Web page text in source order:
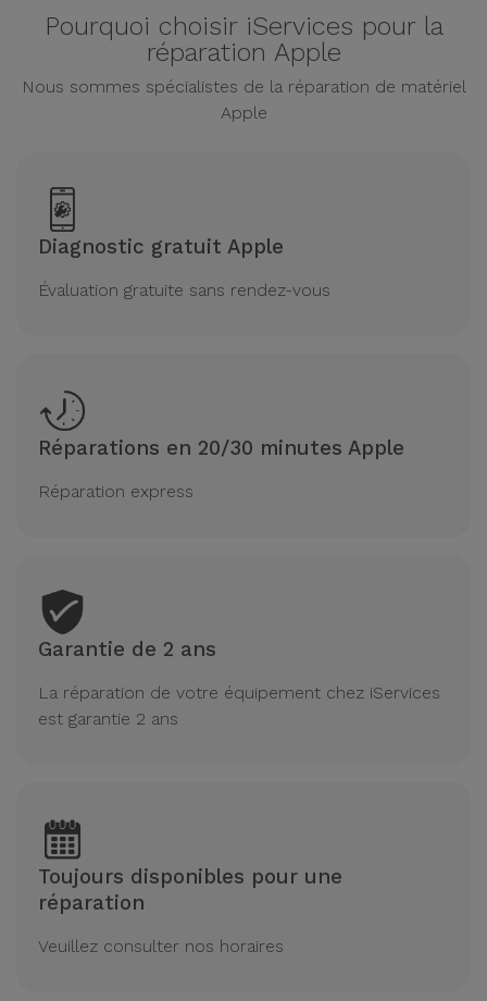
Pourquoi choisir iServices pour la
réparation Apple
Nous sommes spécialistes de la réparation de matériel
Apple
Diagnostic gratuit Apple
Évaluation gratuite sans rendez-vous
Réparations en 20/30 minutes Apple
Réparation express
Garantie de 2 ans
La réparation de votre équipement chez iServices
est garantie 2 ans
Toujours disponibles pour une
réparation
Veuillez consulter nos horaires